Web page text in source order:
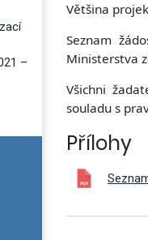
–
covidu-19
a EU
Většina
Seznam
Ministerstva
Všichni
souladu s
Přílohy